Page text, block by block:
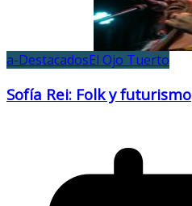
a-DestacadosEl Ojo Tuerto
Sofía Rei: Folk y futurismo